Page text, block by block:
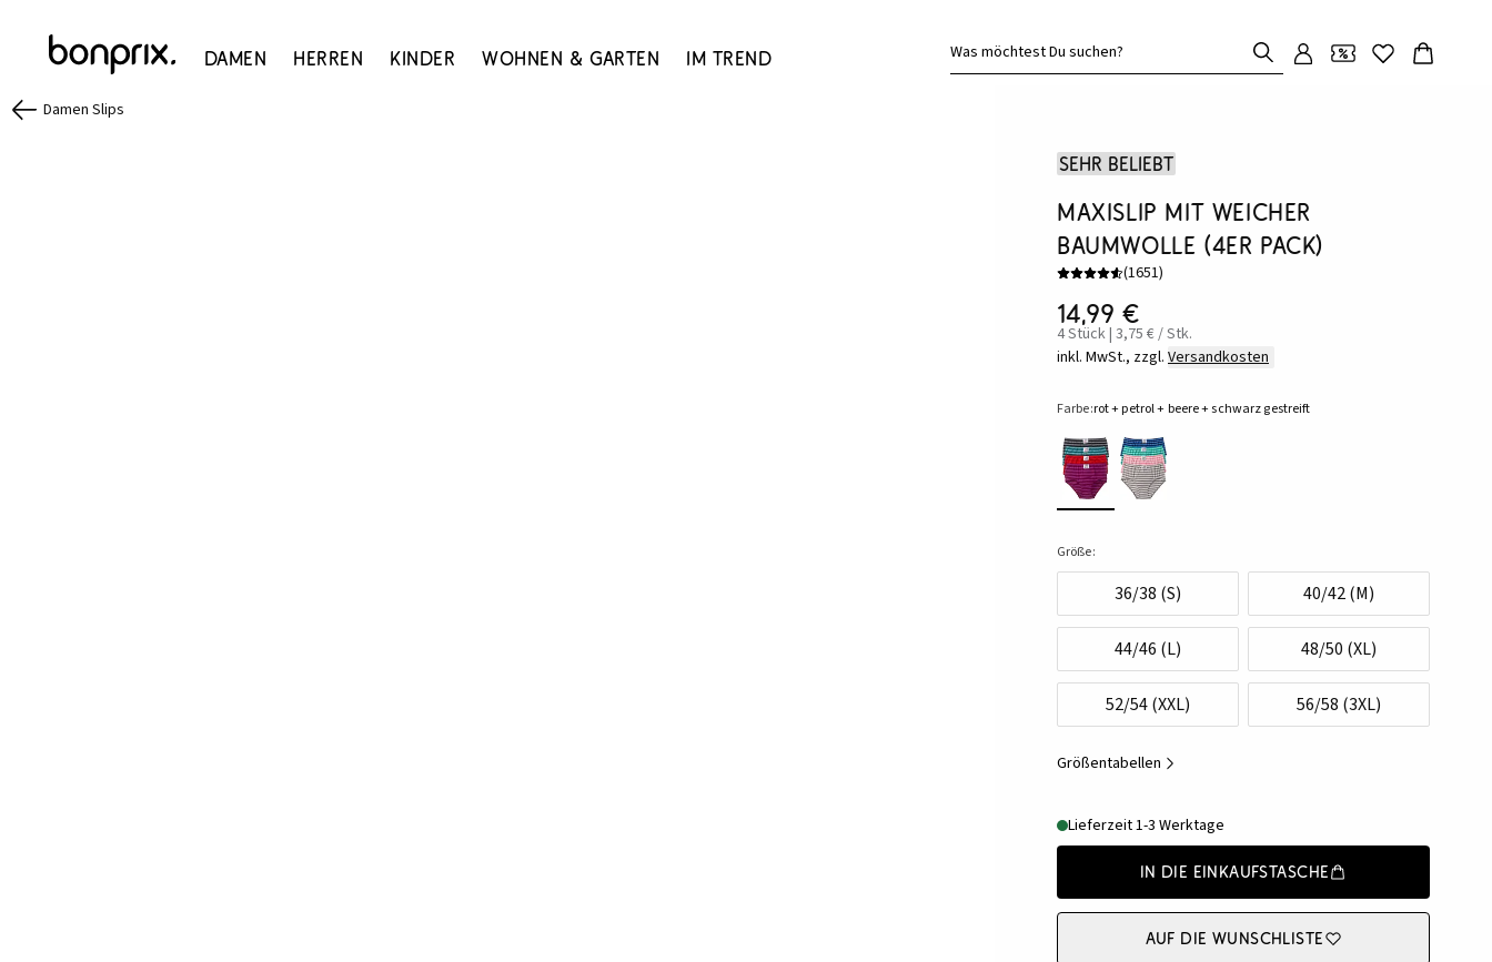
Damen Herren Kinder Wohnen & Garten Im Trend Was möchtest Du suchen?
Damen Slips
Sehr beliebt
Maxislip mit weicher
Baumwolle (4er Pack)
(1651)
14,99 €
4 Stück | 3,75 € / Stk.
inkl. MwSt., zzgl. Versandkosten
Farbe:rot + petrol + beere + schwarz gestreift
Größe:
36/38 (S) 40/42 (M)
44/46 (L) 48/50 (XL)
52/54 (XXL) 56/58 (3XL)
Größentabellen
Lieferzeit 1-3 Werktage
In die Einkaufstasche
Auf die Wunschliste